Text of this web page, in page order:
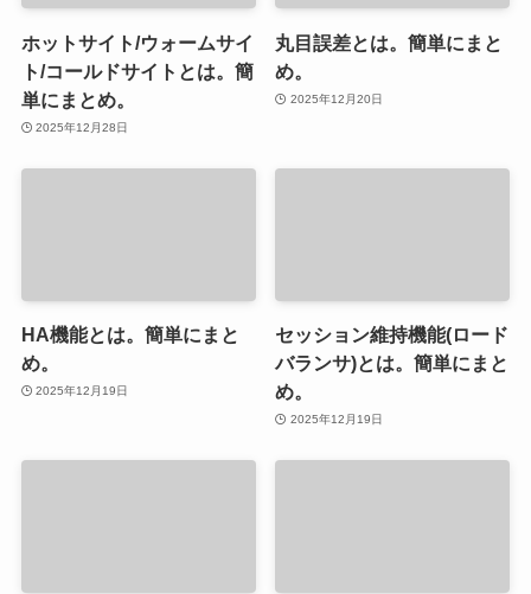
ホットサイト/ウォームサイ
ト/コールドサイトとは。簡
単にまとめ。
2025年12月28日
丸目誤差とは。簡単にまと
め。
2025年12月20日
HA機能とは。簡単にまと
め。
2025年12月19日
セッション維持機能(ロード
バランサ)とは。簡単にまと
め。
2025年12月19日